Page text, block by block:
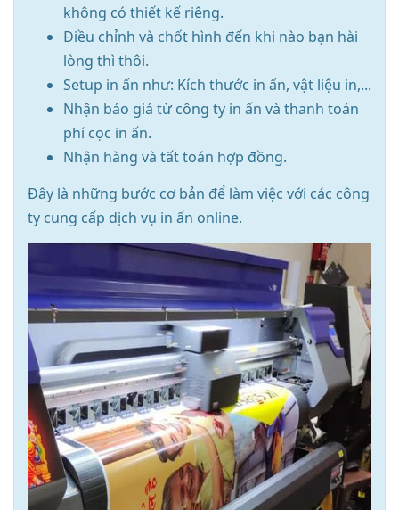
không có thiết kế riêng.
Điều chỉnh và chốt hình đến khi nào bạn hài
lòng thì thôi.
Setup in ấn như: Kích thước in ấn, vật liệu in,...
Nhận báo giá từ công ty in ấn và thanh toán
phí cọc in ấn.
Nhận hàng và tất toán hợp đồng.
Đây là những bước cơ bản để làm việc với các công
ty cung cấp dịch vụ in ấn online.